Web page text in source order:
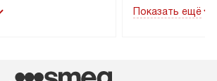
за пределы
может
коммуникациям.
Показать ещё